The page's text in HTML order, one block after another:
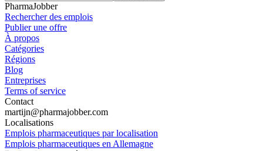
PharmaJobber
Rechercher des emplois
Publier une offre
À propos
Catégories
Régions
Blog
Entreprises
Terms of service
Contact
martijn@pharmajobber.com
Localisations
Emplois pharmaceutiques par localisation
Emplois pharmaceutiques en Allemagne